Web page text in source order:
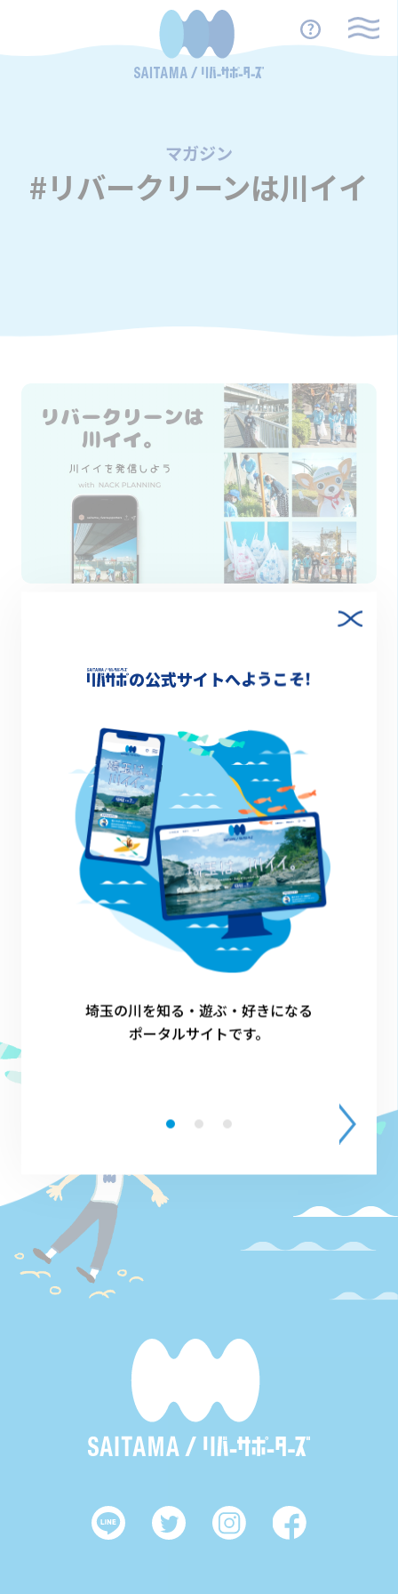
マガジン
/
#リバークリーンは川イイ
リバークリーンは、川イイ。 〜 川イイ。を発信しよ
1
の公式サイトへようこそ!
埼玉の川を知る・遊ぶ・好きになる
ポータルサイトです。